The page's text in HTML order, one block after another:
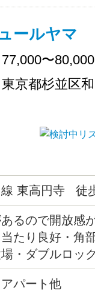
ールヤマ
〜
京都杉並区
東高円寺 徒
るので開放感
たり良好・角
・ダブルロッ
帖、収納有
パート他